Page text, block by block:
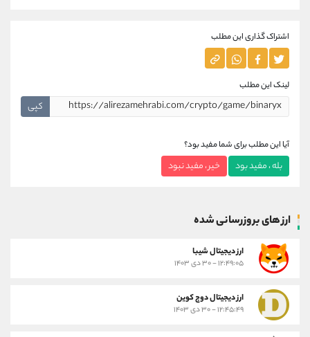
اشتراک گذاری این مطلب
لینک این مطلب
کپی
آیا این مطلب برای شما مفید بود؟
بله ، مفید بود خیر ، مفید نبود
ارز های بروزرسانی شده
ارز ديجيتال شیبا
۱۲:۴۹:۰۵ - ۳۰ دی ۱۴۰۳
ارز دیجیتال دوج کوین
۱۲:۴۵:۴۹ - ۳۰ دی ۱۴۰۳